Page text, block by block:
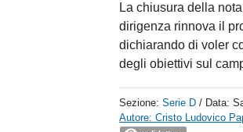
La chiusura della
dirigenza rinnova il
dichiarando di voler
degli obiettivi sul
Sezione:Serie D / Data:
Autore: Cristo Ludovico